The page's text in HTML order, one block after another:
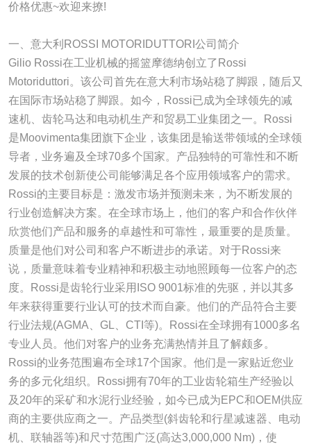
价格优惠~欢迎来撩!
一、意大利ROSSI MOTORIDUTTORI公司简介
Gilio Rossi在工业机械的摇篮摩德纳创立了Rossi
Motoriduttori。该公司首先在意大利市场站稳了脚跟，随后又
在国际市场站稳了脚跟。如今，Rossi已成为全球领先的减
速机、齿轮马达和电动机生产和贸易工业集团之一。Rossi
是Moovimenta集团旗下企业，该集团是输送带领域的全球领
导者，业务遍及全球70多个国家。产品独特的可靠性和不断
发展的技术创新使公司能够满足各个应用领域客户的需求。
Rossi的主要目标是：激发市场并预测未来，为不断发展的
行业创造解决方案。在全球市场上，他们的客户和合作伙伴
欣赏他们产品和服务的卓越性和可靠性，最重要的是质量。
质量是他们对公司和客户不断进步的承诺。对于Rossi来
说，质量意味着专业精神和积极主动地照顾每一位客户的态
度。Rossi是齿轮行业采用ISO 9001标准的先驱，并以其多
年来获得重要行业认可的技术而自豪。他们的产品符合主要
行业法规(AGMA、GL、CTI等)。Rossi在全球拥有1000多名
专业人员。他们对客户的业务充满热情并且了解颇多。
Rossi的业务范围遍布全球17个国家。他们是一家贴近您业
务的多元化组织。Rossi拥有70年的工业齿轮箱生产经验以
及20年的采矿和水泥行业经验，如今已成为EPC和OEM供应
商的主要供应商之一。产品类型(斜齿轮和行星减速器、电动
机、联轴器等)和尺寸范围广泛(高达3,000,000 Nm)，使